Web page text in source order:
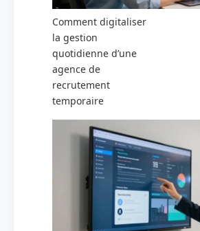
Comment digitaliser
la gestion
quotidienne d’une
agence de
recrutement
temporaire